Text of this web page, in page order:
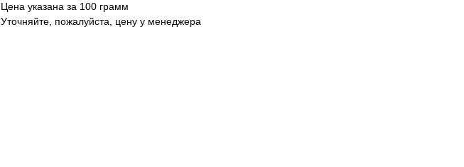
Цена указана за 100 грамм
Уточняйте, пожалуйста, цену у менеджера